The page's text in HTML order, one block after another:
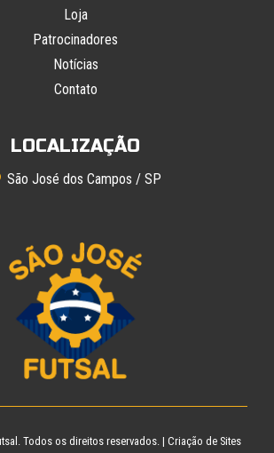
Loja
Patrocinadores
Notícias
Contato
LOCALIZAÇÃO
São José dos Campos / SP
. Todos os direitos reservados. | Criação de Sites